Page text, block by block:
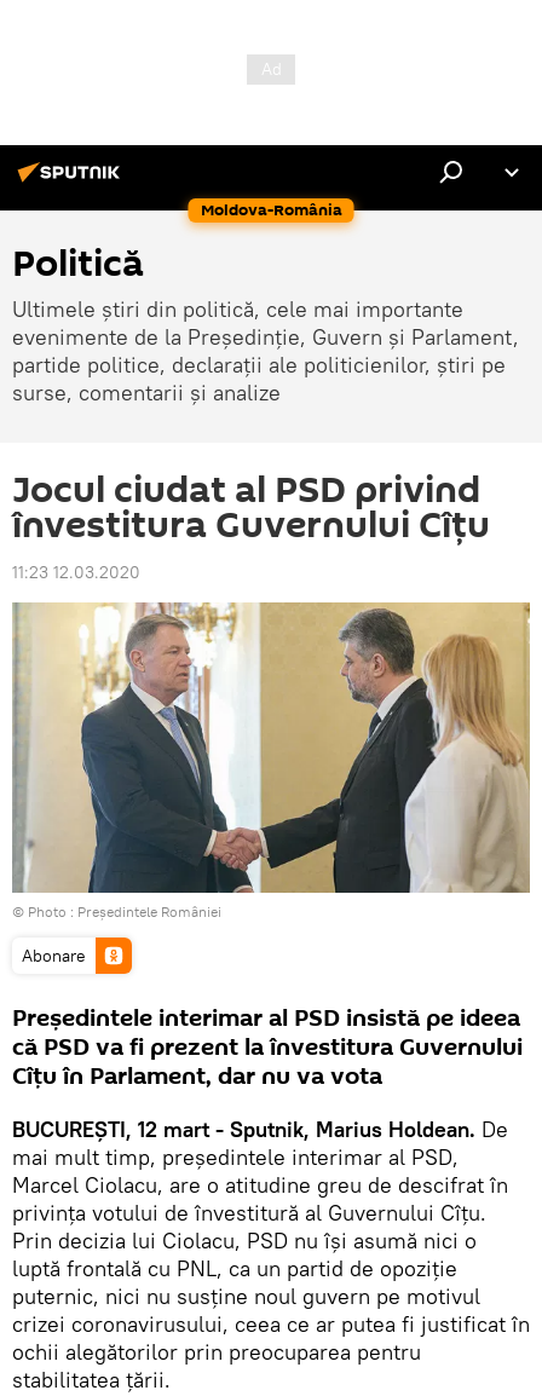
Moldova-România
Politică
Ultimele știri din politică, cele mai importante
evenimente de la Președinție, Guvern și Parlament,
partide politice, declarații ale politicienilor, știri pe
surse, comentarii și analize
Jocul ciudat al PSD privind
învestitura Guvernului Cîțu
11:23 12.03.2020
© Photo : Președintele României
Abonare
Președintele interimar al PSD insistă pe ideea
că PSD va fi prezent la învestitura Guvernului
Cîțu în Parlament, dar nu va vota
BUCUREȘTI, 12 mart - Sputnik, Marius Holdean. De
mai mult timp, președintele interimar al PSD,
Marcel Ciolacu, are o atitudine greu de descifrat în
privința votului de învestitură al Guvernului Cîțu.
Prin decizia lui Ciolacu, PSD nu își asumă nici o
luptă frontală cu PNL, ca un partid de opoziție
puternic, nici nu susține noul guvern pe motivul
crizei coronavirusului, ceea ce ar putea fi justificat în
ochii alegătorilor prin preocuparea pentru
stabilitatea țării.